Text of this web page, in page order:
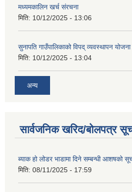
मध्यमकालिन खर्च संरचना
मिति: 10/12/2025 - 13:06
सुनापति गाउँपालिकाको विपद् व्यवस्थापन
मिति: 10/12/2025 - 13:04
अन्य
सार्वजनिक खरिद/बोलपत्र
ब्याक हो लोडर भाडामा दिने सम्बन्धी आशषको
मिति: 08/11/2025 - 17:59